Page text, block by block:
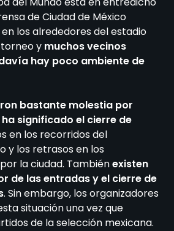
de Ciudad de México
los alrededores del estadio
y muchos vecinos
hay poco ambiente de
bastante molestia por
significado el cierre de
en los recorridos del
y los retrasos en los
la ciudad. Tambiénexisten
de las entradas y el cierre de
. Sin embargo, los organizadores
situación una vez que
de la selección mexicana.